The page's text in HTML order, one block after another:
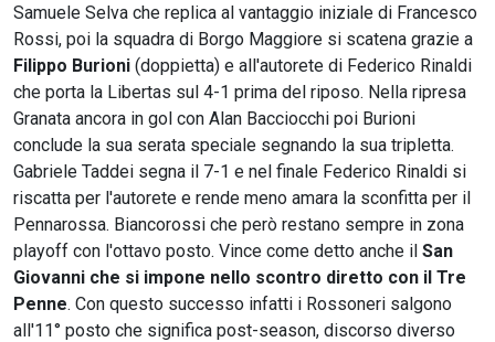
Samuele Selva che replica al vantaggio iniziale di Francesco
Rossi, poi la squadra di Borgo Maggiore si scatena grazie a
Filippo Burioni (doppietta) e all'autorete di Federico Rinaldi
che porta la Libertas sul 4-1 prima del riposo. Nella ripresa
Granata ancora in gol con Alan Bacciocchi poi Burioni
conclude la sua serata speciale segnando la sua tripletta.
Gabriele Taddei segna il 7-1 e nel finale Federico Rinaldi si
riscatta per l'autorete e rende meno amara la sconfitta per il
Pennarossa. Biancorossi che però restano sempre in zona
playoff con l'ottavo posto. Vince come detto anche il San
Giovanni che si impone nello scontro diretto con il Tre
Penne. Con questo successo infatti i Rossoneri salgono
all'11° posto che significa post-season, discorso diverso